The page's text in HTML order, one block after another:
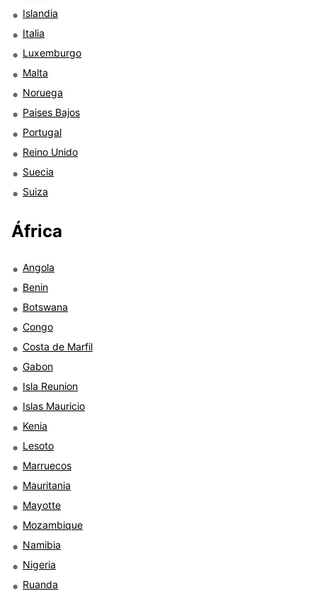
Islandia
Italia
Luxemburgo
Malta
Noruega
Paises Bajos
Portugal
Reino Unido
Suecia
Suiza
África
Angola
Benin
Botswana
Congo
Costa de Marfil
Gabon
Isla Reunion
Islas Mauricio
Kenia
Lesoto
Marruecos
Mauritania
Mayotte
Mozambique
Namibia
Nigeria
Ruanda